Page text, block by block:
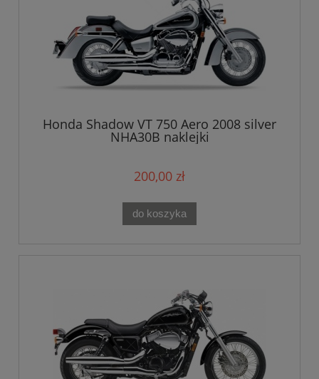
Honda Shadow VT 750 Aero 2008 silver
NHA30B naklejki
200,00 zł
do koszyka